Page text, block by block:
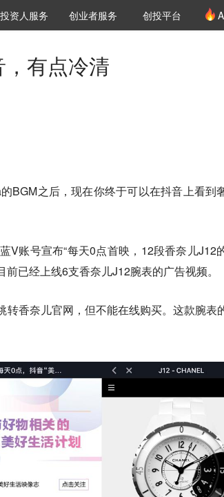
投资机构库
资机构职位推介
投资人服务 创投氪堂
创业者服务 创投平台
有点冷清
BGM之后，现在你终于可以在抖音上看到
V账号宣布“每天0点首映，12段香奈儿J12
已经上线6支香奈儿J12腕表的广告视频。
转香奈儿官网，但不能在线购买。这款腕表